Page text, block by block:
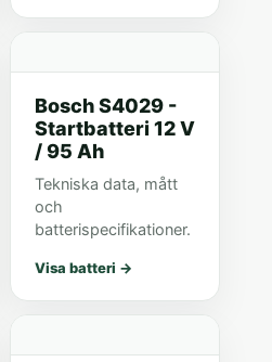
Bosch S4029 -
Startbatteri 12 V
/ 95 Ah
Tekniska data, mått
och
batterispecifikationer.
Visa batteri →